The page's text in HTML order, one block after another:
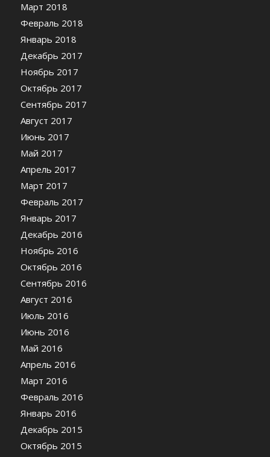
Март 2018
Февраль 2018
Январь 2018
Декабрь 2017
Ноябрь 2017
Октябрь 2017
Сентябрь 2017
Август 2017
Июнь 2017
Май 2017
Апрель 2017
Март 2017
Февраль 2017
Январь 2017
Декабрь 2016
Ноябрь 2016
Октябрь 2016
Сентябрь 2016
Август 2016
Июль 2016
Июнь 2016
Май 2016
Апрель 2016
Март 2016
Февраль 2016
Январь 2016
Декабрь 2015
Октябрь 2015